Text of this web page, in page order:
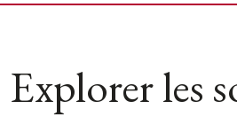
Explorer les